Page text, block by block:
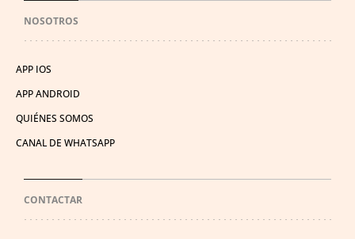
NOSOTROS
APP IOS
APP ANDROID
QUIÉNES SOMOS
CANAL DE WHATSAPP
CONTACTAR